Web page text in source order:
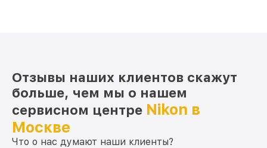
Отзывы наших клиентов скажут
больше, чем мы о нашем
сервисном центре Nikon в
Москве
Что о нас думают наши клиенты?